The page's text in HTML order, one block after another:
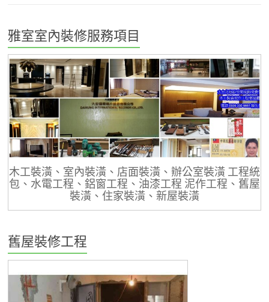
雅室室內裝修服務項目
木工裝潢、室內裝潢、店面裝潢、辦公室裝潢 工程統
包、水電工程、鋁窗工程、油漆工程 泥作工程、舊屋
裝潢、住家裝潢、新屋裝潢
舊屋裝修工程